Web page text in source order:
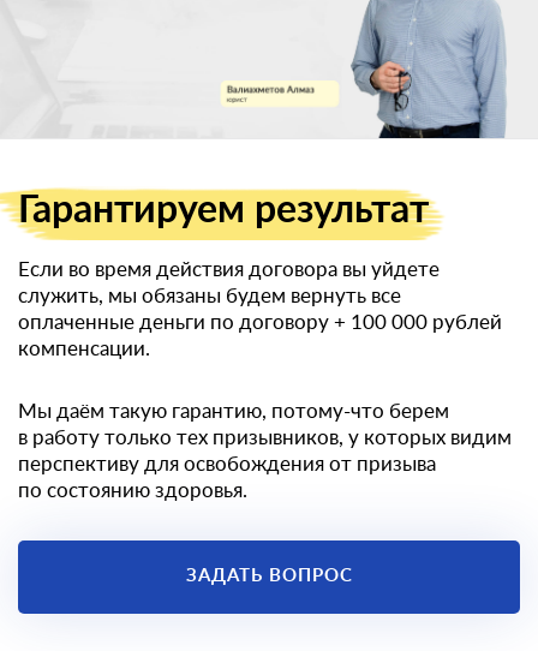
Гарантируем результат
Если во время действия договора вы уйдете
служить, мы обязаны будем вернуть все
оплаченные деньги по договору + 100 000 рублей
компенсации.
Мы даём такую гарантию, потому-что берем
в работу только тех призывников, у которых видим
перспективу для освобождения от призыва
по состоянию здоровья.
ЗАДАТЬ ВОПРОС